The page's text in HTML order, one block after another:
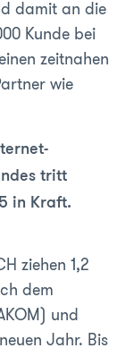
damit an die
Kunde bei
zeitnahen
wie
tritt
in Kraft.
ziehen 1,2
dem
und
Jahr. Bis